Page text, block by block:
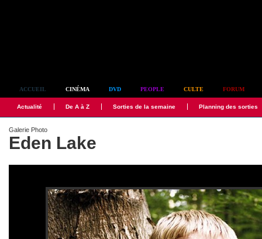
ACCUEIL CINÉMA DVD PEOPLE CULTE FORUM
Actualité De A à Z Sorties de la semaine Planning des sorties
Galerie Photo
Eden Lake